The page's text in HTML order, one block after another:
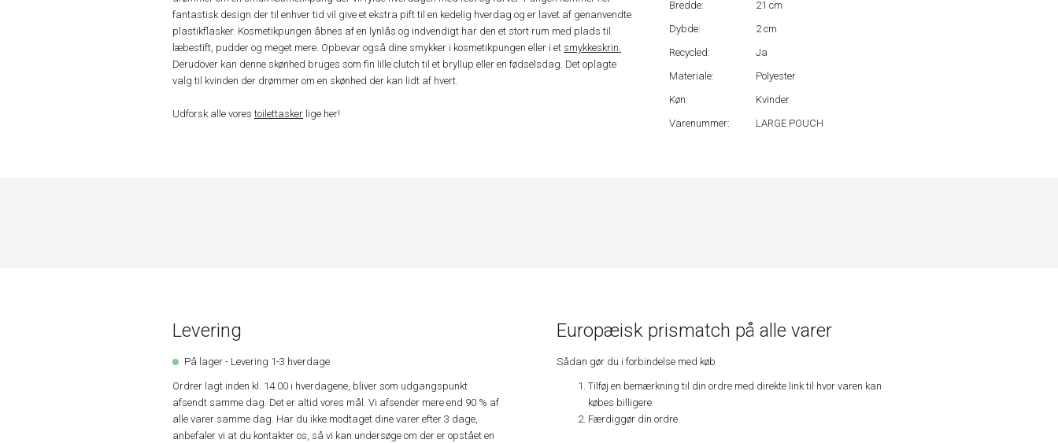
fantastisk design der til enhver tid vil give et ekstra pift til en kedelig hverdag og er lavet af genanvendte
plastikflasker. Kosmetikpungen åbnes af en lynlås og indvendigt har den et stort rum med plads til
læbestift, pudder og meget mere. Opbevar også dine smykker i kosmetikpungen eller i et smykkeskrin.
Derudover kan denne skønhed bruges som fin lille clutch til et bryllup eller en fødselsdag. Det oplagte
valg til kvinden der drømmer om en skønhed der kan lidt af hvert.
Udforsk alle vorestoilettasker lige her!
Bredde:
21 cm
Dybde:
2 cm
Recycled:
Ja
Materiale:
Polyester
Køn:
Kvinder
Varenummer:
LARGE POUCH
Levering
På lager - Levering 1-3 hverdage
Ordrer lagt inden kl. 14.00 i hverdagene, bliver som udgangspunkt
afsendt samme dag. Det er altid vores mål. Vi afsender mere end 90 % af
alle varer samme dag. Har du ikke modtaget dine varer efter 3 dage,
anbefaler vi at du kontakter os, så vi kan undersøge om der er opstået en
Europæisk prismatch på alle varer
Sådan gør du i forbindelse med køb
Tilføj en bemærkning til din ordre med direkte link til hvor varen kan
købes billigere
Færdiggør din ordre.